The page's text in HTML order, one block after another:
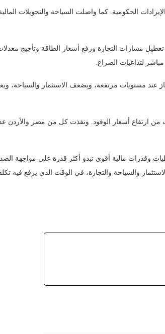
الحكومية. كما واصلت السياحة والتحويلات
مسارات التجارة ورفع أسعار الطاقة وتأجيج
عند مستويات مرتفعة، ويضعف الاستثمار والسياحة،
ارتفاع أسعار الوقود. ونفذت كل من مصر والأردن
وقدرات مالية أقوى تبدو أكثر قدرة على مواجهة
والسياحة والتجارة، في الوقت الذي يرفع فيه